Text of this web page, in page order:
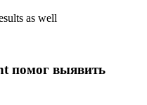
as well
помог выявить